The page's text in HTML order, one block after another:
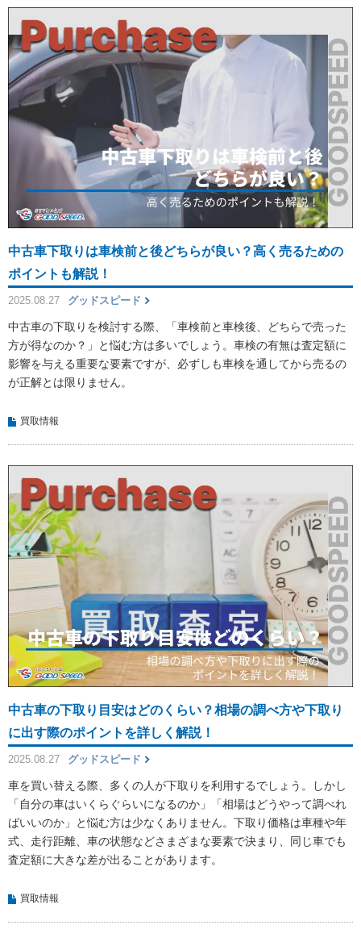
中古車下取りは車検前と後どちらが良い？高く売るための
ポイントも解説！
2025.08.27 グッドスピード
中古車の下取りを検討する際、「車検前と車検後、どちらで売った
方が得なのか？」と悩む方は多いでしょう。車検の有無は査定額に
影響を与える重要な要素ですが、必ずしも車検を通してから売るの
が正解とは限りません。
買取情報
中古車の下取り目安はどのくらい？相場の調べ方や下取り
に出す際のポイントを詳しく解説！
2025.08.27 グッドスピード
車を買い替える際、多くの人が下取りを利用するでしょう。しかし
「自分の車はいくらぐらいになるのか」「相場はどうやって調べれ
ばいいのか」と悩む方は少なくありません。下取り価格は車種や年
式、走行距離、車の状態などさまざまな要素で決まり、同じ車でも
査定額に大きな差が出ることがあります。
買取情報